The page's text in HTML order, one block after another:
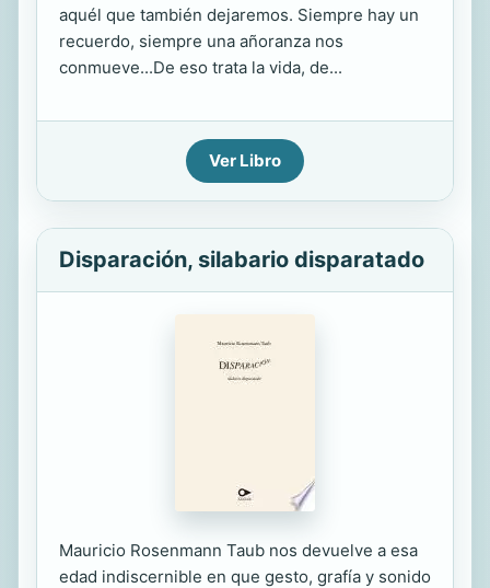
aquél que también dejaremos. Siempre hay un
recuerdo, siempre una añoranza nos
conmueve...De eso trata la vida, de...
Ver Libro
Disparación, silabario disparatado
Mauricio Rosenmann Taub nos devuelve a esa
edad indiscernible en que gesto, grafía y sonido